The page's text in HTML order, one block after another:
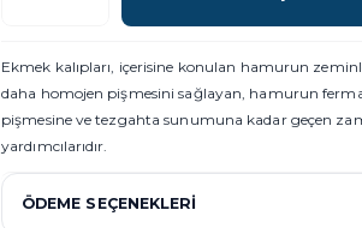
Ekmek kalıpları, içerisine konulan hamurun
daha homojen pişmesini sağlayan, hamurun
pişmesine ve tezgahta sunumuna kadar geçen
yardımcılarıdır.
ÖDEME SEÇENEKLERI